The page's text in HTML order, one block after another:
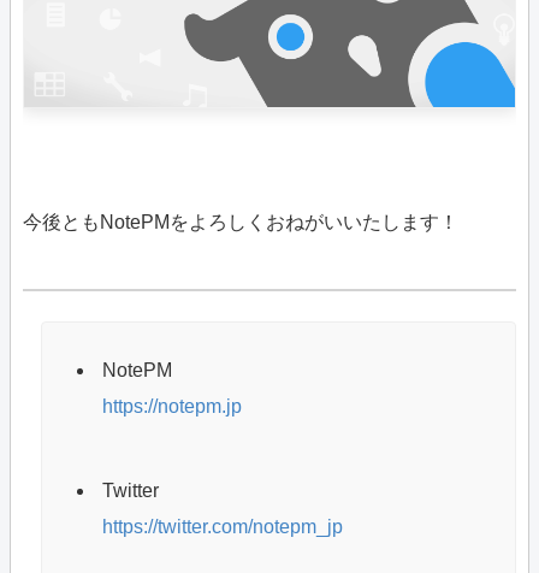
今後ともNotePMをよろしくおねがいいたします！
NotePM
https://notepm.jp
Twitter
https://twitter.com/notepm_jp